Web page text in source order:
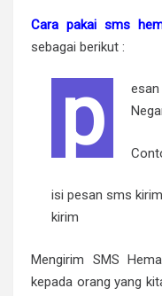
Cara pakai sms
sebagai berikut :
p
isi pesan sms
kirim
Mengirim SMS
kepada orang yang